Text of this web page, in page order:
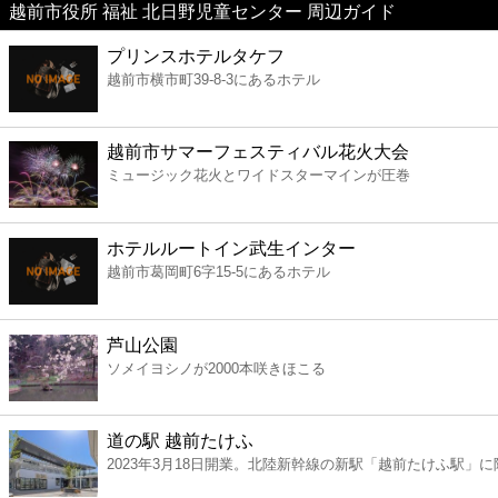
美容
コンビニ
薬局
スーパー
エンタメ
レジャー
書店
ファミレス
越前市役所 福祉 北日野児童センター 周辺ガイド
プリンスホテルタケフ
越前市横市町39-8-3にあるホテル
越前市サマーフェスティバル花火大会
ミュージック花火とワイドスターマインが圧巻
ホテルルートイン武生インター
越前市葛岡町6字15-5にあるホテル
芦山公園
ソメイヨシノが2000本咲きほこる
道の駅 越前たけふ
2023年3月18日開業。北陸新幹線の新駅「越前たけふ駅」に